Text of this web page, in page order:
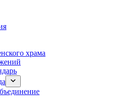
храма